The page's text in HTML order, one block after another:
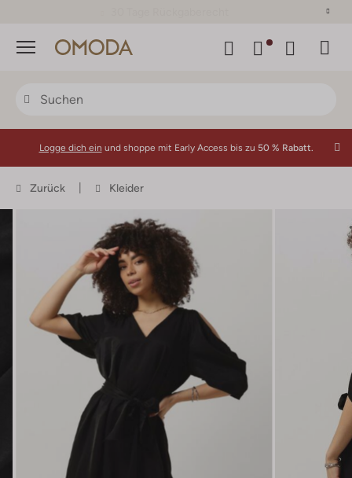
Menü
Logge dich ein und shoppe mit Early Access bis zu 50 % Rabatt.
Zurück Kleider